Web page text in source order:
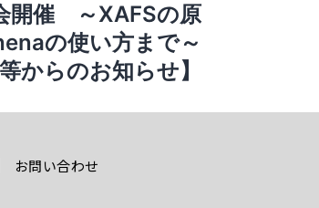
開催 ～XAFSの原
の使い方まで～
からのお知らせ】
お問い合わせ